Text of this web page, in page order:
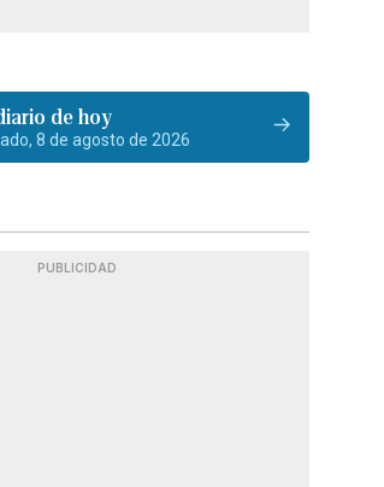
de hoy
8 de agosto de 2026
PUBLICIDAD